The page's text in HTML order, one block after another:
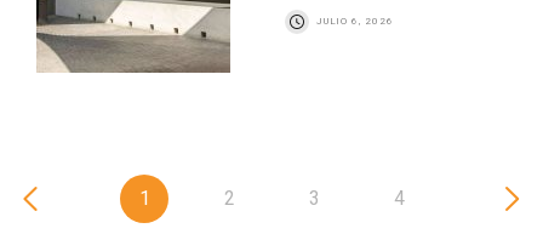
JULIO 6, 2026
1 2 3 4